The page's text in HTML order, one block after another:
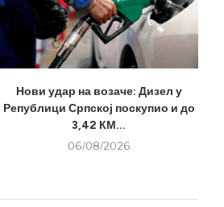
Нови удар на возаче: Дизел у
Републици Српској поскупио и до
3,42 КМ...
06/08/2026